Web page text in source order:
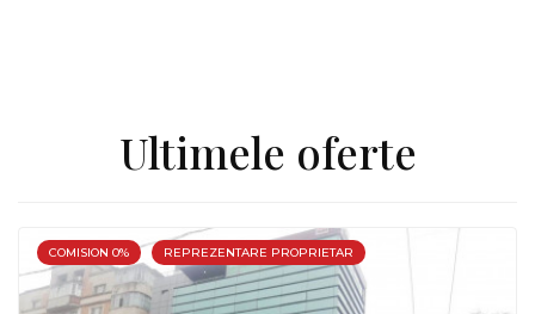
Ultimele oferte
COMISION 0% REPREZENTARE PROPRIETAR